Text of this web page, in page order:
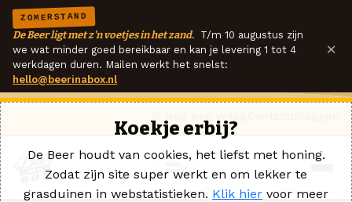
ZOMERSTAND
De Beer ligt met z'n voetjes in het zand. T/m 10 augustus zijn
we wat minder goed bereikbaar en kan je levering 1 tot 4
werkdagen duren. Mailen werkt het snelst:
hello@beerinabox.nl
×
Koekje erbij?
De Beer houdt van cookies, het liefst met honing.
Zodat zijn site super werkt en om lekker te
grasduinen in webstatistieken. Klik hier voor meer